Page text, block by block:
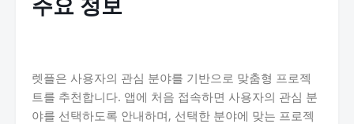
렛플은 사용자의 관심 분야를 기반으로 맞춤형 프로젝
트를 추천합니다. 앱에 처음 접속하면 사용자의 관심 분
야를 선택하도록 안내하며, 선택한 분야에 맞는 프로젝